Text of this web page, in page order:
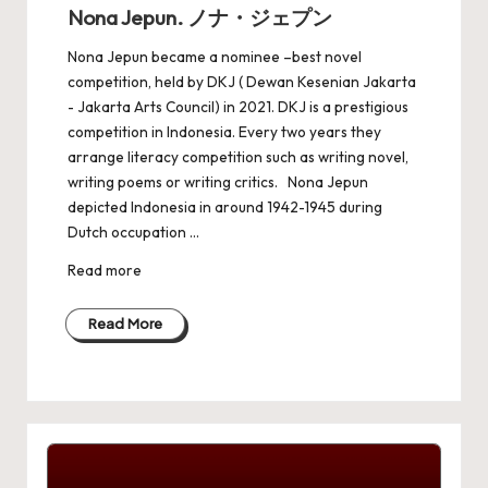
Nona Jepun. ノナ・ジェプン
Nona Jepun became a nominee –best novel
competition, held by DKJ ( Dewan Kesenian Jakarta
- Jakarta Arts Council) in 2021. DKJ is a prestigious
competition in Indonesia. Every two years they
arrange literacy competition such as writing novel,
writing poems or writing critics. Nona Jepun
depicted Indonesia in around 1942-1945 during
Dutch occupation ...
Read more
Read More